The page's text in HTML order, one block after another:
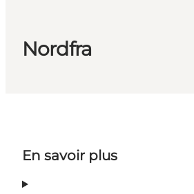
Nordfra
En savoir plus